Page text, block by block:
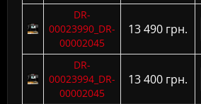
DR-
00023990_DR-
00002045
13 490 грн.
DR-
00023994_DR-
00002045
13 400 грн.